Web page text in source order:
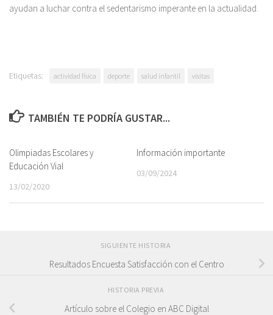
ayudan a luchar contra el sedentarismo imperante en la actualidad.
Etiquetas: actividad física deporte salud infantil visitas
TAMBIÉN TE PODRÍA GUSTAR...
Olimpiadas Escolares y
Educación Vial
13/02/2020
Información importante
03/09/2024
SIGUIENTE HISTORIA
Resultados Encuesta Satisfacción con el Centro
HISTORIA PREVIA
Artículo sobre el Colegio en ABC Digital